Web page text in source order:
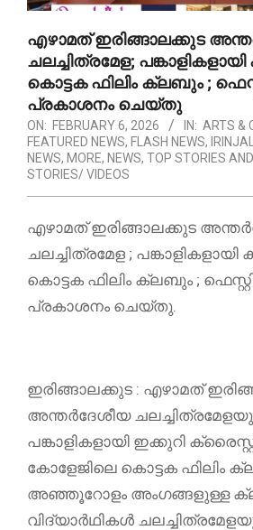
എഴാമത് ഇരിങ്ങാലക്കുട
ചലച്ചിത്രമേള;
കൊട്ടക ഫിലിം ക്ലബും ;
പ്രകാശനം ചെയ്തു
ON: FEBRUARY 6, 2026 IN: ARTS &
FEATURED NEWS, FLASH NEWS,
NEWS, MORE, NEWS, TOP STORIES
STORIES/ VIDEOS
എഴാമത് ഇരിങ്ങാലക്കുട
ചലച്ചിത്രമേള ; പങ്കാളികളായി
കൊട്ടക ഫിലിം ക്ലബും ;
പ്രകാശനം ചെയ്തു.
ഇരിങ്ങാലക്കുട : എഴാമത്
അന്തർദേശീയ
പങ്കാളികളായി ഇക്കുറി
കോളേജിലെ കൊട്ടക ഫിലിം
അഞ്ഞൂറോളം അംഗങ്ങളുള്ള
വിദ്യാർഥികൾ